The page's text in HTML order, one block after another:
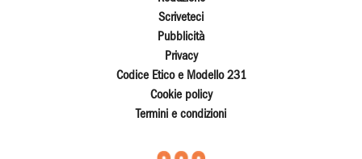
Scriveteci
Pubblicità
Privacy
Codice Etico e Modello 231
Cookie policy
Termini e condizioni